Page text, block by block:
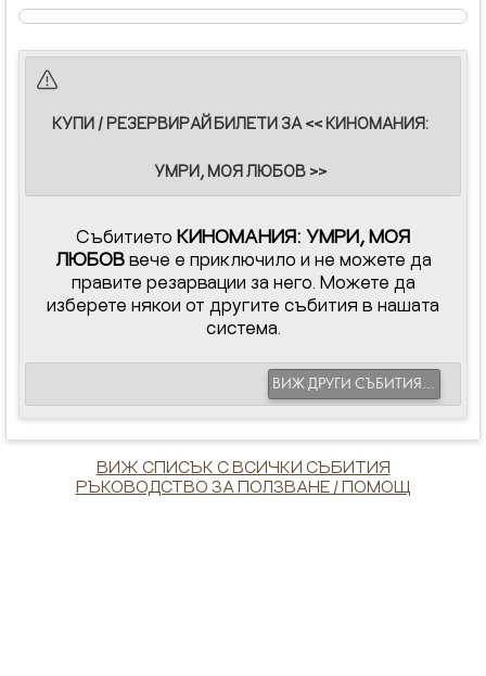
КУПИ / РЕЗЕРВИРАЙ БИЛЕТИ ЗА << КИНОМАНИЯ:
УМРИ, МОЯ ЛЮБОВ >>
Събитието КИНОМАНИЯ: УМРИ, МОЯ
ЛЮБОВвече е приключило и не можете да
правите резарвации за него. Можете да
изберете някои от другите събития в нашата
система.
ВИЖ ДРУГИ СЪБИТИЯ...
ВИЖ СПИСЪК С ВСИЧКИ СЪБИТИЯ
РЪКОВОДСТВО ЗА ПОЛЗВАНЕ / ПОМОЩ